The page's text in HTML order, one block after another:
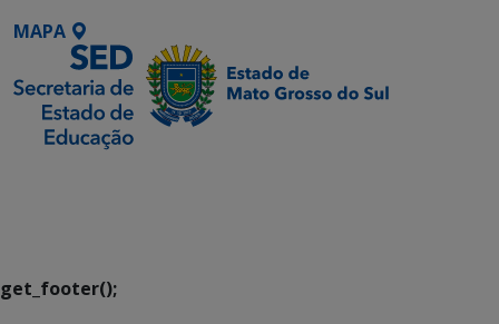
MAPA
get_footer();